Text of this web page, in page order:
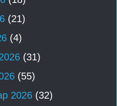
(21)
(4)
(31)
(55)
2026 (32)